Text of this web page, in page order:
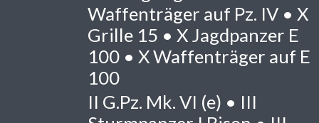
Waffenträger auf Pz. IV • X
Grille 15 • X Jagdpanzer E
100 • XWaffenträger auf E
100
II G.Pz. Mk. VI (e) • III